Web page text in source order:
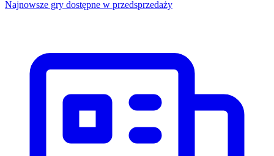
Najnowsze gry dostępne w przedsprzedaży